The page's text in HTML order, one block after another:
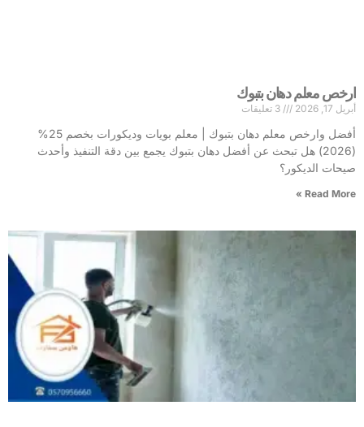
ارخص معلم دهان بتبوك
أبريل 17, 2026
أفضل وارخص معلم دهان بتبوك | معلم بويات وديكورات بخصم 25%
(2026) هل تبحث عن أفضل دهان بتبوك يجمع بين دقة التنفيذ وأحدث
صيحات الديكور؟
Read More »